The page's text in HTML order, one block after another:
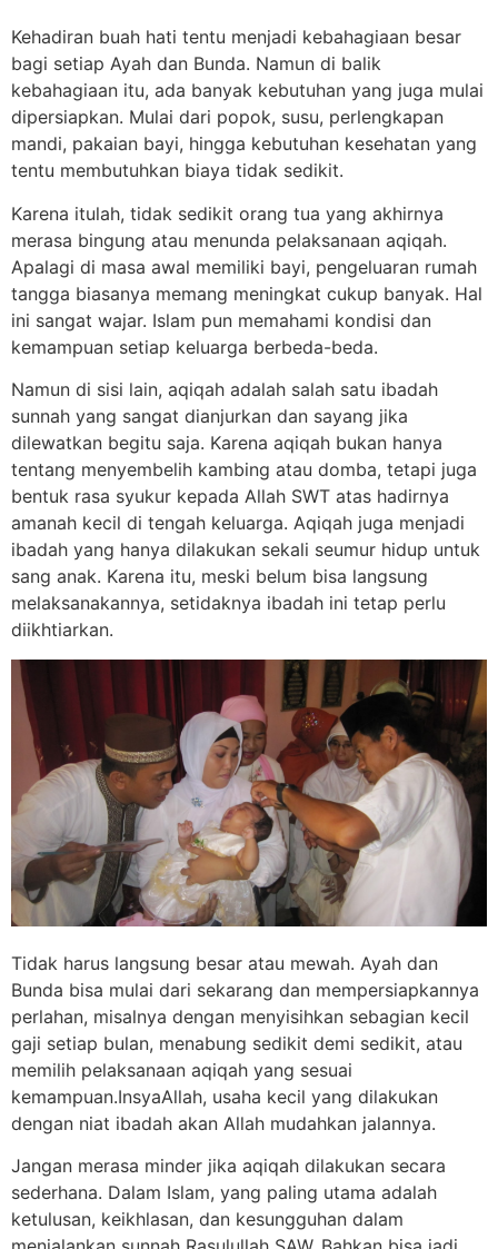
Kehadiran buah hati tentu menjadi kebahagiaan besar
bagi setiap Ayah dan Bunda. Namun di balik
kebahagiaan itu, ada banyak kebutuhan yang juga mulai
dipersiapkan. Mulai dari popok, susu, perlengkapan
mandi, pakaian bayi, hingga kebutuhan kesehatan yang
tentu membutuhkan biaya tidak sedikit.
Karena itulah, tidak sedikit orang tua yang akhirnya
merasa bingung atau menunda pelaksanaan aqiqah.
Apalagi di masa awal memiliki bayi, pengeluaran rumah
tangga biasanya memang meningkat cukup banyak. Hal
ini sangat wajar. Islam pun memahami kondisi dan
kemampuan setiap keluarga berbeda-beda.
Namun di sisi lain, aqiqah adalah salah satu ibadah
sunnah yang sangat dianjurkan dan sayang jika
dilewatkan begitu saja. Karena aqiqah bukan hanya
tentang menyembelih kambing atau domba, tetapi juga
bentuk rasa syukur kepada Allah SWT atas hadirnya
amanah kecil di tengah keluarga. Aqiqah juga menjadi
ibadah yang hanya dilakukan sekali seumur hidup untuk
sang anak. Karena itu, meski belum bisa langsung
melaksanakannya, setidaknya ibadah ini tetap perlu
diikhtiarkan.
Tidak harus langsung besar atau mewah. Ayah dan
Bunda bisa mulai dari sekarang dan mempersiapkannya
perlahan, misalnya dengan menyisihkan sebagian kecil
gaji setiap bulan, menabung sedikit demi sedikit, atau
memilih pelaksanaan aqiqah yang sesuai
kemampuan.InsyaAllah, usaha kecil yang dilakukan
dengan niat ibadah akan Allah mudahkan jalannya.
Jangan merasa minder jika aqiqah dilakukan secara
sederhana. Dalam Islam, yang paling utama adalah
ketulusan, keikhlasan, dan kesungguhan dalam